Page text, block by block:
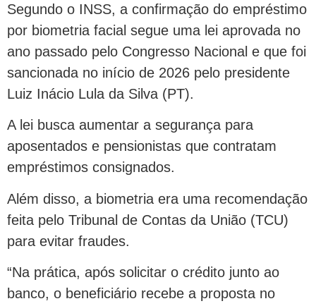
Segundo o INSS, a confirmação do empréstimo
por biometria facial segue uma lei aprovada no
ano passado pelo Congresso Nacional e que foi
sancionada no início de 2026 pelo presidente
Luiz Inácio Lula da Silva (PT).
A lei busca aumentar a segurança para
aposentados e pensionistas que contratam
empréstimos consignados.
Além disso, a biometria era uma recomendação
feita pelo Tribunal de Contas da União (TCU)
para evitar fraudes.
“Na prática, após solicitar o crédito junto ao
banco, o beneficiário recebe a proposta no